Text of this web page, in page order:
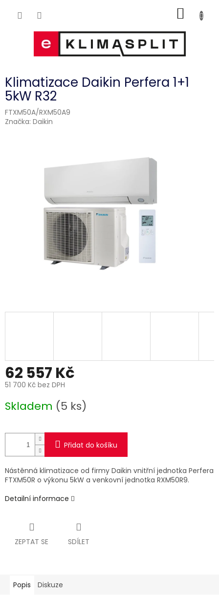
KOŠÍK
Klimatizace Daikin Perfera 1+1
5kW R32
FTXM50A/RXM50A9
Značka: Daikin
62 557 Kč
51 700 Kč bez DPH
cena:
Skladem (5 ks)
Přidat do košíku
Nástěnná klimatizace od firmy Daikin vnitřní jednotka Perfera
FTXM50R o výkonu 5kW a venkovní jednotka RXM50R9.
Detailní informace
ZEPTAT SE SDÍLET
Popis Diskuze